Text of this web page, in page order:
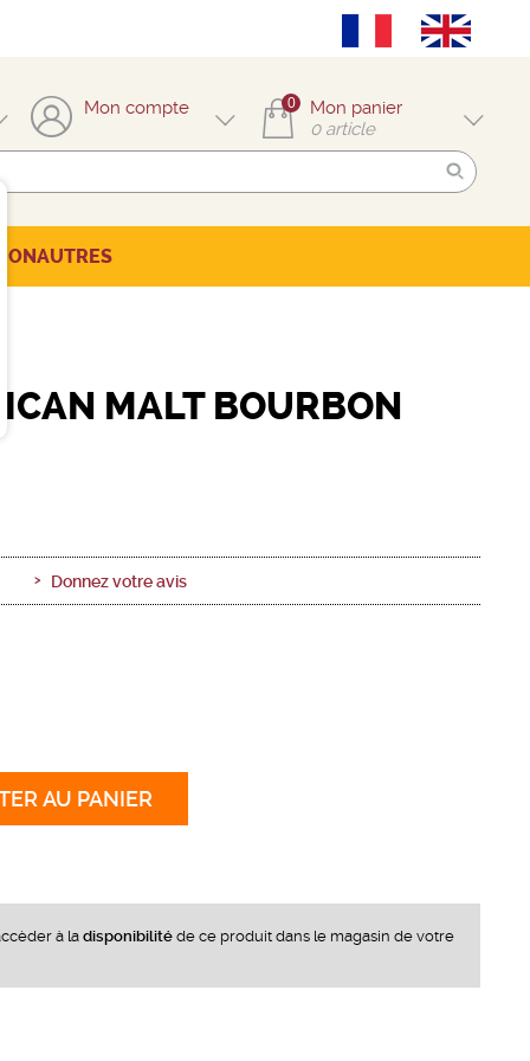
Mon compte 0
Mon panier
0 article
AUTRES
MALT BOURBON
Donnez votre avis
AU PANIER
à la disponibilité de ce produit dans le magasin de votre